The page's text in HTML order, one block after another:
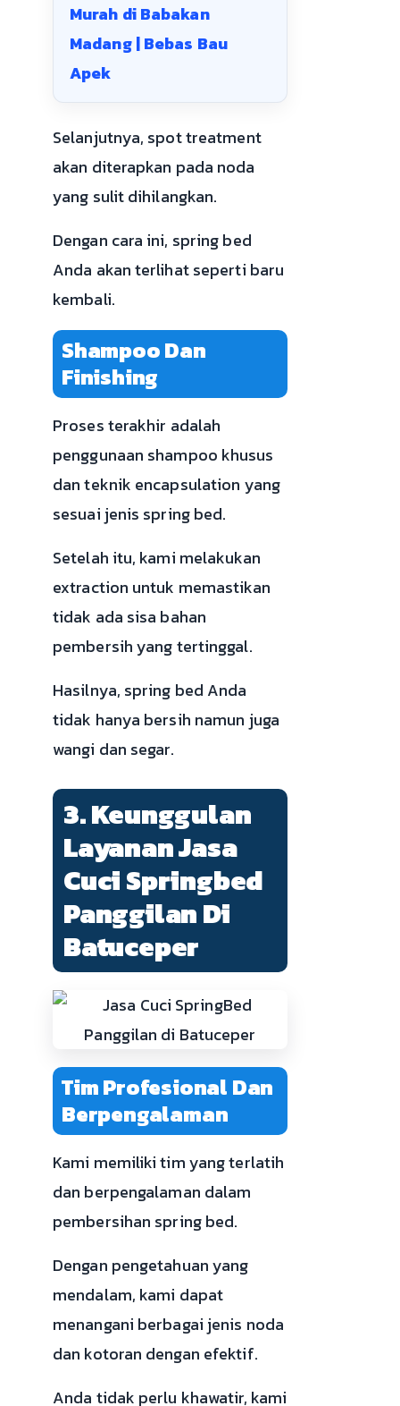
Murah di Babakan
Madang | Bebas Bau
Apek
Selanjutnya, spot treatment
akan diterapkan pada noda
yang sulit dihilangkan.
Dengan cara ini, spring bed
Anda akan terlihat seperti baru
kembali.
Shampoo Dan
Finishing
Proses terakhir adalah
penggunaan shampoo khusus
dan teknik encapsulation yang
sesuai jenis spring bed.
Setelah itu, kami melakukan
extraction untuk memastikan
tidak ada sisa bahan
pembersih yang tertinggal.
Hasilnya, spring bed Anda
tidak hanya bersih namun juga
wangi dan segar.
3. Keunggulan
Layanan Jasa
Cuci Springbed
Panggilan Di
Batuceper
Tim Profesional Dan
Berpengalaman
Kami memiliki tim yang terlatih
dan berpengalaman dalam
pembersihan spring bed.
Dengan pengetahuan yang
mendalam, kami dapat
menangani berbagai jenis noda
dan kotoran dengan efektif.
Anda tidak perlu khawatir, kami